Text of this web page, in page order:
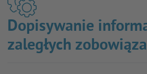
Dopisywanie
zaległych